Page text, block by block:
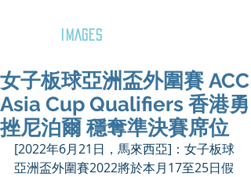
IMAGES
女子板球亞洲盃外圍賽 ACC
Asia Cup Qualifiers 香港勇
挫尼泊爾 穩奪準決賽席位
[2022年6月21日，馬來西亞]：女子板球
亞洲盃外圍賽2022將於本月17至25日假